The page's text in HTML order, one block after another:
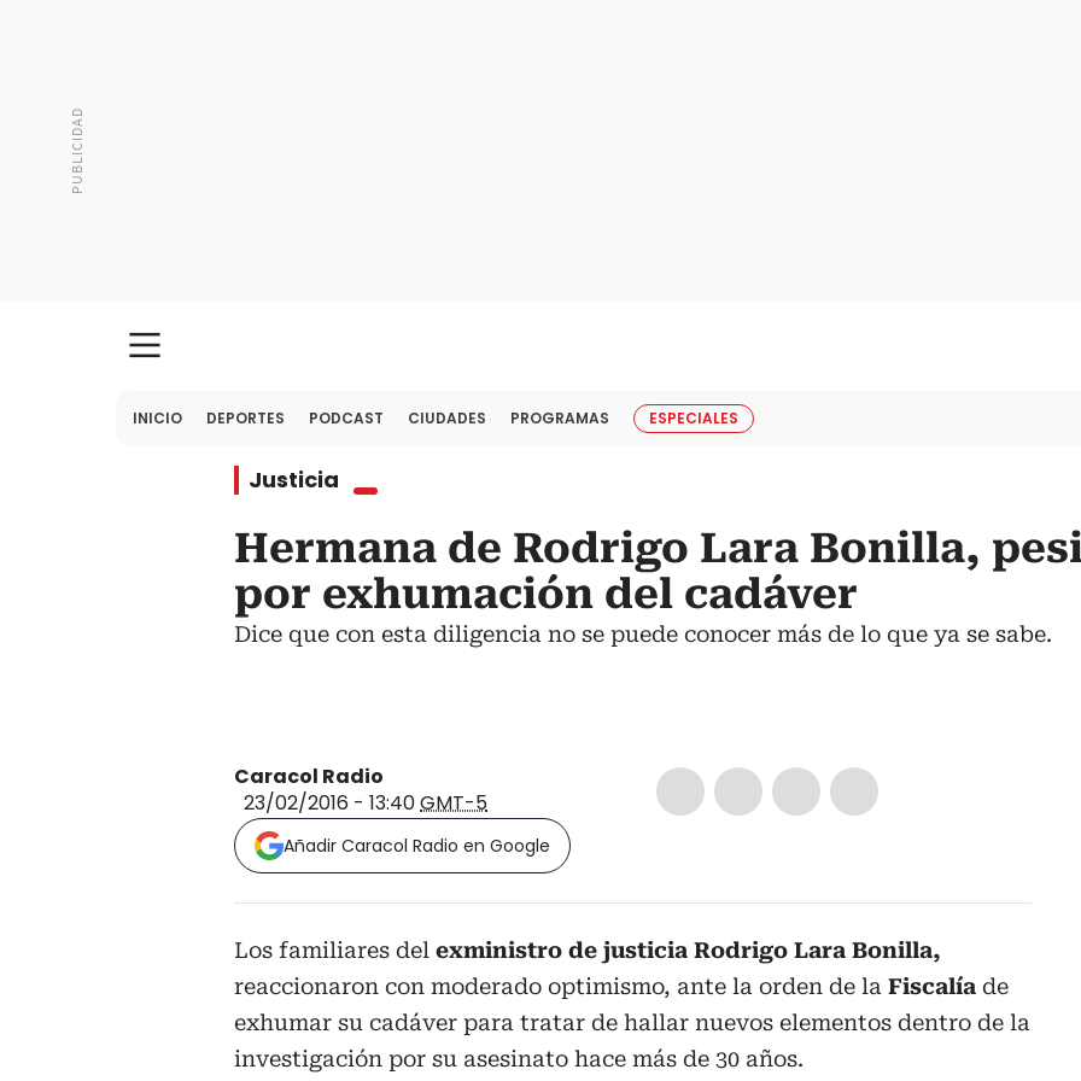
INICIO DEPORTES PODCAST CIUDADES PROGRAMAS ESPECIALES
Justicia
Hermana de Rodrigo Lara Bonilla,
por exhumación del cadáver
Dice que con esta diligencia no se puede conocer más de lo que ya se sabe.
Caracol Radio
23/02/2016 - 13:40GMT-5
Añadir Caracol Radio en Google
Los familiares del exministro de justicia Rodrigo Lara Bonilla,
reaccionaron con moderado optimismo, ante la orden de la Fiscalía de
exhumar su cadáver para tratar de hallar nuevos elementos dentro de la
investigación por su asesinato hace más de 30 años.